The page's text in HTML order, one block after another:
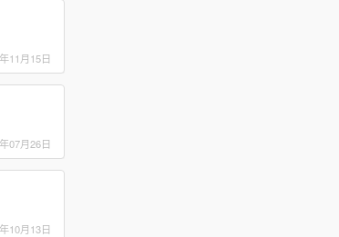
11月15日
07月26日
10月13日